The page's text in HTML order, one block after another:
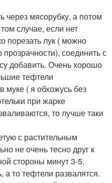
через мясорубку, а потом
случае, если нет
порезать лук ( можно
соединить с
добавить. Очень хорошо
тефтели
муке ( я обхожусь без
при жарке
то лучше таки
с растительным
не очень тесно друг к
стороны минут 3-5.
то тефтели развалятся.